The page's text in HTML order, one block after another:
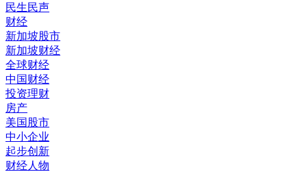
民生民声
财经
新加坡股市
新加坡财经
全球财经
中国财经
投资理财
房产
美国股市
中小企业
起步创新
财经人物